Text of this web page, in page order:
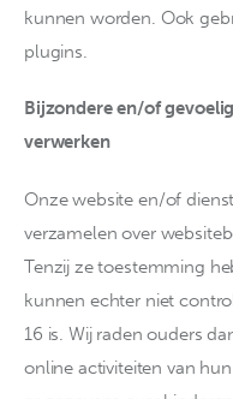
kunnen worden. Ook
plugins.
Bijzondere en/of
verwerken
Onze website en/of
verzamelen over
Tenzij ze toestemming
kunnen echter niet
16 is. Wij raden ouders
online activiteiten van